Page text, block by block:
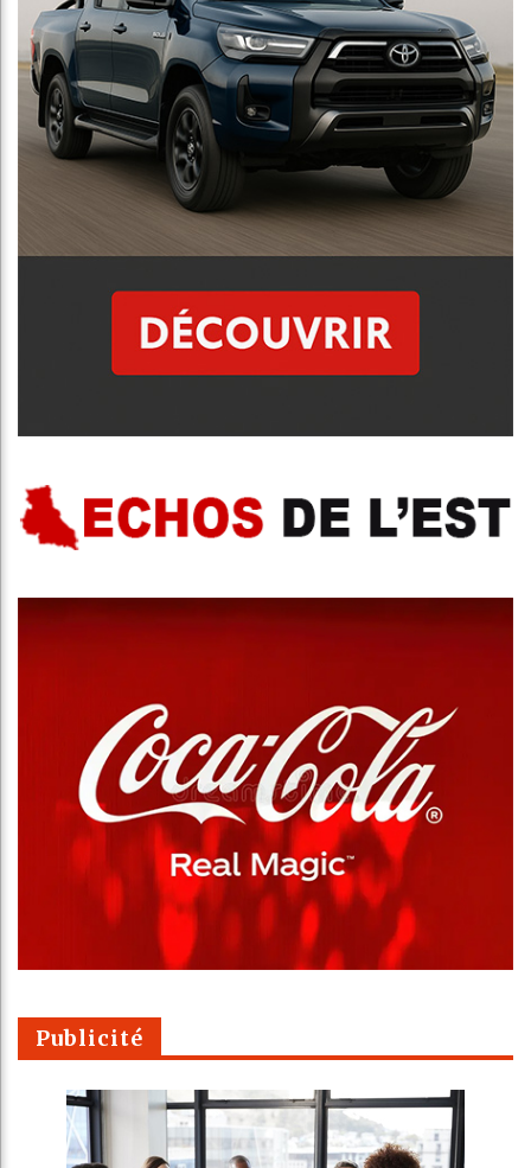
Publicité